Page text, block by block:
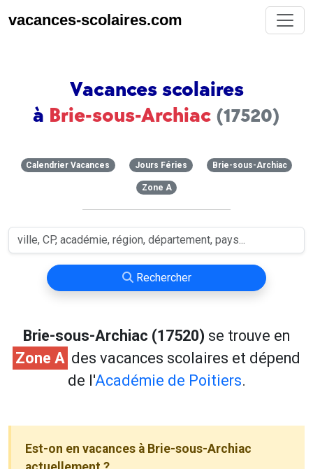
vacances-scolaires.com
Vacances scolaires
à Brie-sous-Archiac (17520)
Calendrier Vacances Jours Féries Brie-sous-Archiac
Zone A
Rechercher
Brie-sous-Archiac (17520) se trouve en
Zone A des vacances scolaires et dépend
de l'Académie de Poitiers.
Est-on en vacances à Brie-sous-Archiac